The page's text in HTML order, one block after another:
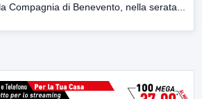
Compagnia di Benevento, nella serata...